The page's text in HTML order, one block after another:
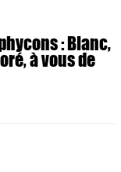
: Blanc,
à vous de